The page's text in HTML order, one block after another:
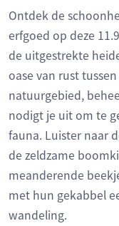
Ontdek de
erfgoed op deze
de uitgestrekte
oase van rust
natuurgebied,
nodigt je uit om te
fauna. Luister naar
de zeldzame
meanderende
met hun gekabbel
wandeling.